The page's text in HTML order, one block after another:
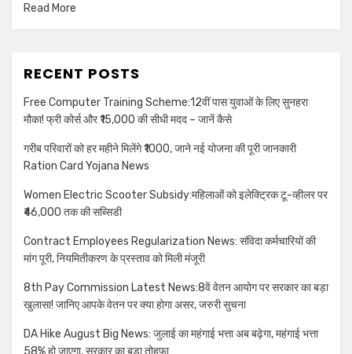
Read More
RECENT POSTS
Free Computer Training Scheme:12वीं पास युवाओं के लिए सुनहरा
मौका! फ्री कोर्स और ₹15,000 की सीधी मदद – जानें कैसे
गरीब परिवारों को हर महीने मिलेंगे ₹1000, जाने नई योजना की पूरी जानकारी
Ration Card Yojana News
Women Electric Scooter Subsidy:महिलाओं को इलेक्ट्रिक टू-व्हीलर पर
₹46,000 तक की सब्सिडी
Contract Employees Regularization News: संविदा कर्मचारियों की
मांग पूरी, नियमितीकरण के प्रस्ताव को मिली मंजूरी
8th Pay Commission Latest News:8वें वेतन आयोग पर सरकार का बड़ा
खुलासा! जानिए आपके वेतन पर क्या होगा असर, जरुरी सुचना
DA Hike August Big News: जुलाई का महंगाई भत्ता अब बढ़ेगा, महंगाई भत्ता